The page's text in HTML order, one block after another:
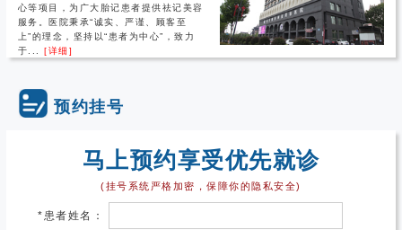
心等项目，为广大胎记患者提供祛记美容
服务。医院秉承“诚实、严谨、顾客至
上”的理念，坚持以“患者为中心”，致力
于...[详细]
预约挂号
马上预约享受优先就诊
(挂号系统严格加密，保障你的隐私安全)
*患者姓名：